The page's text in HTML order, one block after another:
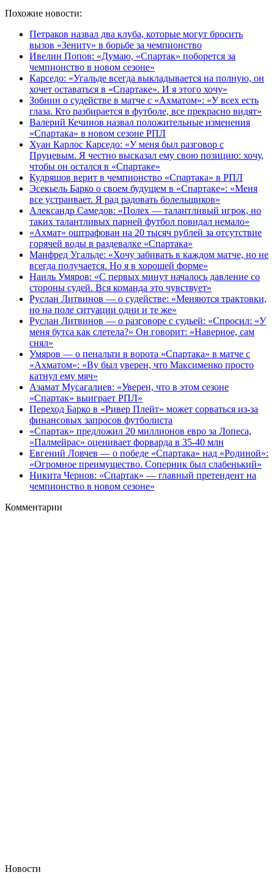
Похожие новости:
Петраков назвал два клуба, которые могут бросить
вызов «Зениту» в борьбе за чемпионство
Ивелин Попов: «Думаю, «Спартак» поборется за
чемпионство в новом сезоне»
Карседо: «Угальде всегда выкладывается на полную, он
хочет оставаться в «Спартаке». И я этого хочу»
Зобнин о судействе в матче с «Ахматом»: «У всех есть
глаза. Кто разбирается в футболе, все прекрасно видят»
Валерий Кечинов назвал положительные изменения
«Спартака» в новом сезоне РПЛ
Хуан Карлос Карседо: «У меня был разговор с
Пруцевым. Я честно высказал ему свою позицию: хочу,
чтобы он остался в «Спартаке»
Кудряшов верит в чемпионство «Спартака» в РПЛ
Эсекьель Барко о своем будущем в «Спартаке»: «Меня
все устраивает. Я рад радовать болельщиков»
Александр Самедов: «Полех — талантливый игрок, но
таких талантливых парней футбол повидал немало»
«Ахмат» оштрафован на 20 тысяч рублей за отсутствие
горячей воды в раздевалке «Спартака»
Манфред Угальде: «Хочу забивать в каждом матче, но не
всегда получается. Но я в хорошей форме»
Наиль Умяров: «С первых минут началось давление со
стороны судей. Вся команда это чувствует»
Руслан Литвинов — о судействе: «Меняются трактовки,
но на поле ситуации одни и те же»
Руслан Литвинов — о разговоре с судьей: «Спросил: «У
меня бутса как слетела?» Он говорит: «Наверное, сам
снял»
Умяров — о пенальти в ворота «Спартака» в матче с
«Ахматом»: «Ву был уверен, что Максименко просто
катнул ему мяч»
Азамат Мусагалиев: «Уверен, что в этом сезоне
«Спартак» выиграет РПЛ»
Переход Барко в «Ривер Плейт» может сорваться из‑за
финансовых запросов футболиста
«Спартак» предложил 20 миллионов евро за Лопеса,
«Палмейрас» оценивает форварда в 35-40 млн
Евгений Ловчев — о победе «Спартака» над «Родиной»:
«Огромное преимущество. Соперник был слабенький»
Никита Чернов: «Спартак» — главный претендент на
чемпионство в новом сезоне»
Комментарии
Новости